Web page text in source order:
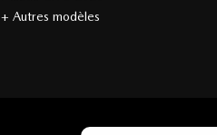
+ Autres modèles